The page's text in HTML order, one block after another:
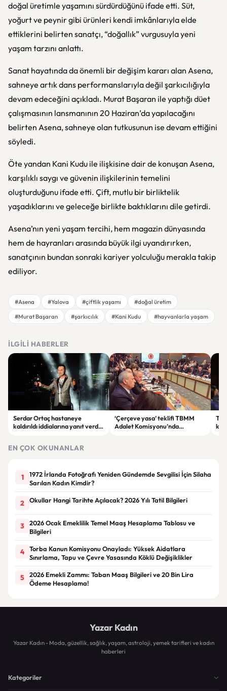
doğal üretimle yaşamını sürdürdüğünü ifade etti. Süt,
yoğurt ve peynir gibi ürünleri kendi imkânlarıyla elde
ettiklerini belirten sanatçı, “doğallık” vurgusuyla yeni
yaşam tarzını anlattı.
Sanat hayatında da önemli bir değişim kararı alan Asena,
sahneye artık dans performanslarıyla değil şarkıcılığıyla
devam edeceğini açıkladı. Murat Başaran ile yaptığı düet
çalışmasının lansmanının 20 Haziran’da yapılacağını
belirten Asena, sahneye olan tutkusunun ise devam ettiğini
söyledi.
Öte yandan Kani Kudu ile ilişkisine dair de konuşan Asena,
karşılıklı saygı ve güvenin ilişkilerinin temelini
oluşturduğunu ifade etti. Çift, mutlu bir birliktelik
yaşadıklarını ve geleceğe birlikte baktıklarını dile getirdi.
Asena’nın yeni yaşam tercihi, hem magazin dünyasında
hem de hayranları arasında büyük ilgi uyandırırken,
sanatçının bundan sonraki kariyer yolculuğu merakla takip
ediliyor.
#Asena #Yalova #çiftlik yaşamı
#doğal üretim
#Murat Başaran
#şarkıcılık #Kani Kudu #hayvanlarla yaşam
İLGILI HABERLER
Serdar Ortaç hastaneye
kaldırıldı iddialarına yanıt verdi:
‘Çerçeve yasa’ teklifi TBMM
Adalet Komisyonu’nda
EN ÇOK OKUNANLAR
1
1972 İrlanda Fotoğrafı Yeniden Gündemde Sevgilisi İçin Silaha
Sarılan Kadın Kimdir?
2 Okullar Hangi Tarihte Açılacak? 2026 Yılı Tatil Bilgileri
3
2026 Ocak Emeklilik Temel Maaş Hesaplama Tablosu ve
Bilgileri
4
Torba Kanun Komisyonu Onayladı: Yüksek Aidatlara
Sınırlama, Tapu ve Çevre Yasasında Köklü Değişiklikler
5
2026 Emekli Zammı: Taban Maaş Bilgileri ve 20 Bin Lira
Ödeme Hesaplama!
Yazar Kadın
Yazar Kadın - Moda, güzellik, sağlık, yaşam, astroloji, yemek tarifleri ve kadın
haberleri
Kategoriler